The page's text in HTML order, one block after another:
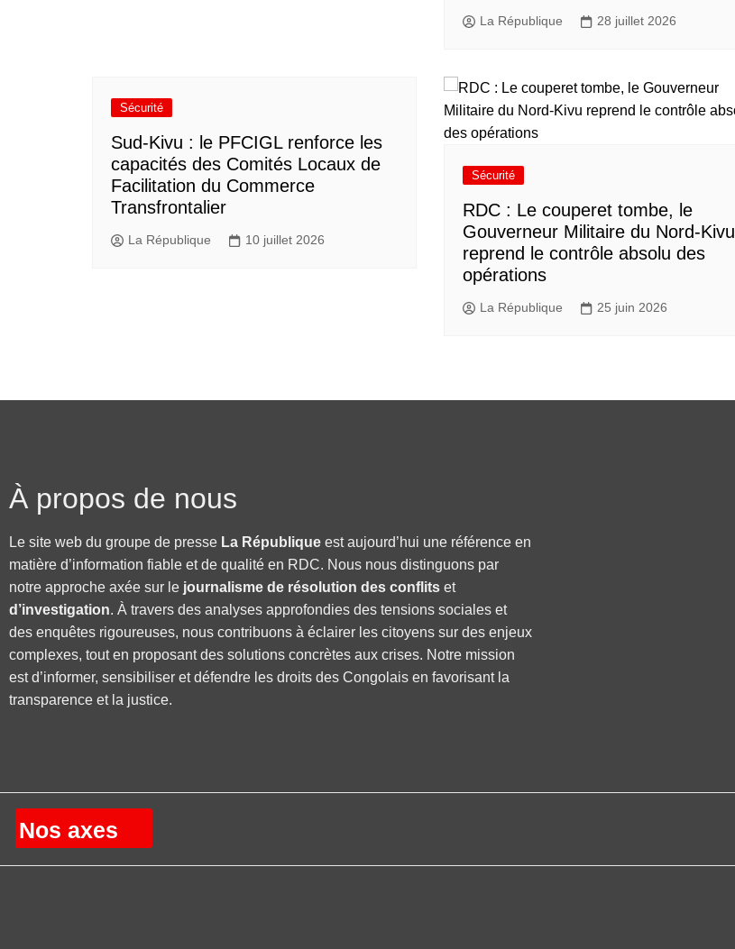
La République 28 juillet 2026
Sécurité
Sud-Kivu : le PFCIGL renforce les
capacités des Comités Locaux de
Facilitation du Commerce
Transfrontalier
La République 10 juillet 2026
Sécurité
RDC : Le couperet tombe, le
Gouverneur Militaire du Nord-Kivu
reprend le contrôle absolu des
opérations
La République 25 juin 2026
À propos de nous
Le site web du groupe de presse La République est aujourd’hui une référence en
matière d’information fiable et de qualité en RDC. Nous nous distinguons par
notre approche axée sur le journalisme de résolution des conflits et
d’investigation. À travers des analyses approfondies des tensions sociales et
des enquêtes rigoureuses, nous contribuons à éclairer les citoyens sur des enjeux
complexes, tout en proposant des solutions concrètes aux crises. Notre mission
est d’informer, sensibiliser et défendre les droits des Congolais en favorisant la
transparence et la justice.
Nos axes